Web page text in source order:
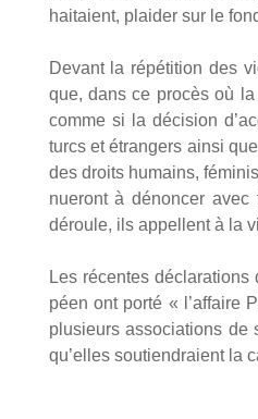
hai­taient, plai­der sur le
Devant la répé­ti­tion des
que, dans ce pro­cès où
comme si la déci­sion
turcs et étran­gers ain­si
des droits humains,
nue­ront à dénon­cer
déroule, ils appellent à la
Les récentes
péen ont por­té « l’af­faire
plu­sieurs asso­cia­tions de
qu’elles sou­tien­draient la